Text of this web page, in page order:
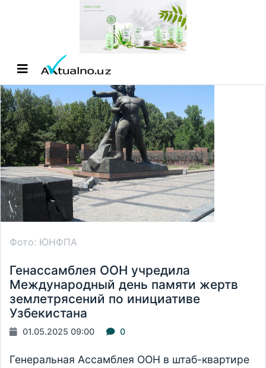
Фото: ЮНФПА
Генассамблея ООН учредила
Международный день памяти жертв
землетрясений по инициативе
Узбекистана
01.05.2025 09:00 0
Генеральная Ассамблея ООН в штаб-квартире